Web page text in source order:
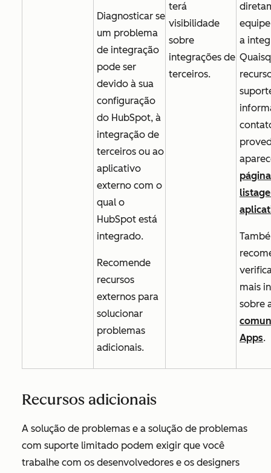
Diagnosticar se
um problema
de integração
pode ser
devido à sua
configuração
do HubSpot, à
integração de
terceiros ou ao
aplicativo
externo com o
qual o
HubSpot está
integrado.
Recomende
recursos
externos para
solucionar
problemas
adicionais.
terá
visibilidade
sobre
integrações de
terceiros.
a
mais
sobre
Apps.
Recursos adicionais
A solução de problemas e a solução de problemas
com suporte limitado podem exigir que você
trabalhe com os desenvolvedores e os designers